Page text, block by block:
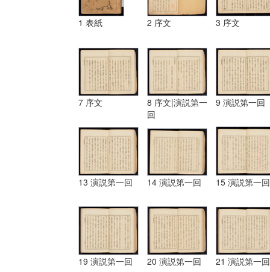
1 表紙 2 序文 3 序文
7 序文
8 序文|演説第一
回
9 演説第一回
13 演説第一回 14 演説第一回 15 演説第一回
19 演説第一回 20 演説第一回 21 演説第一回